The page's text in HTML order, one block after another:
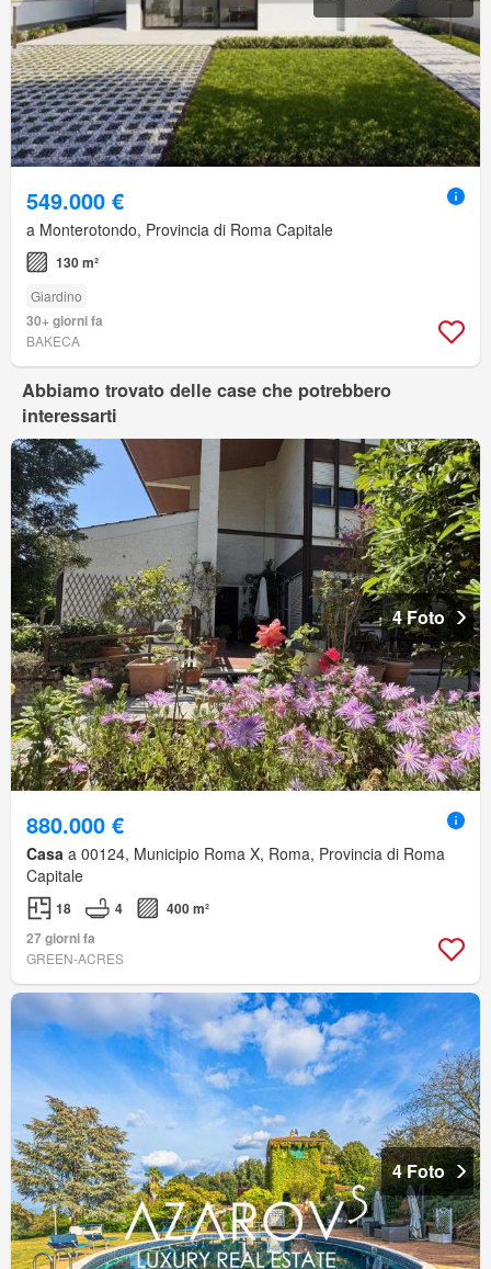
549.000 €
a Monterotondo, Provincia di Roma Capitale
130 m²
Giardino
30+ giorni fa
BAKECA
Abbiamo trovato delle case che potrebbero
interessarti
4 Foto
880.000 €
Casa a 00124, Municipio Roma X, Roma, Provincia di Roma
Capitale
18 4
400 m²
27 giorni fa
GREEN-ACRES
4 Foto